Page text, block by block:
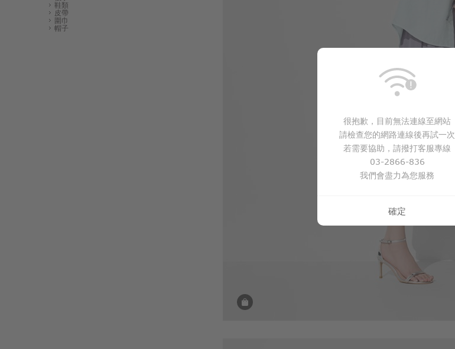
鞋類
皮帶
圍巾
帽子
590
很抱歉，目前無法連線至網站
請檢查您的網路連線後再試一次
若需要協助，請撥打客服專線
03-2866-836
我們會盡力為您服務
確定